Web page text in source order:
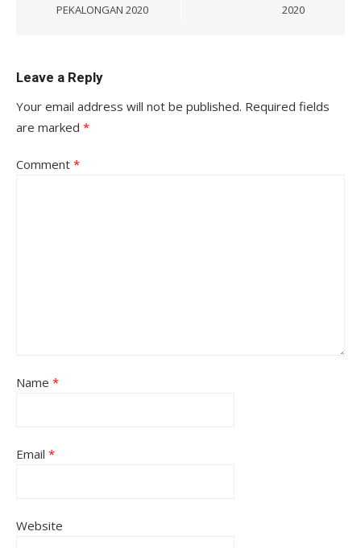
PEKALONGAN 2020
2020
Leave a Reply
Your email address will not be published. Required fields
are marked *
Comment *
Name *
Email *
Website